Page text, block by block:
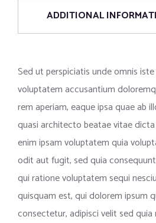
ADDITIONAL
Sed ut perspiciatis unde omnis
voluptatem accusantium
rem aperiam, eaque ipsa quae ab
quasi architecto beatae vitae
enim ipsam voluptatem quia
odit aut fugit, sed quia
qui ratione voluptatem sequi
quisquam est, qui dolorem ipsum
consectetur, adipisci velit sed quia